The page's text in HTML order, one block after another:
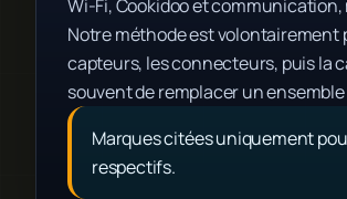
Wi-Fi, Cookidoo et
Notre méthode est volontairement
capteurs, les connecteurs, puis la
souvent de remplacer un
Marques citées uniquement
respectifs.